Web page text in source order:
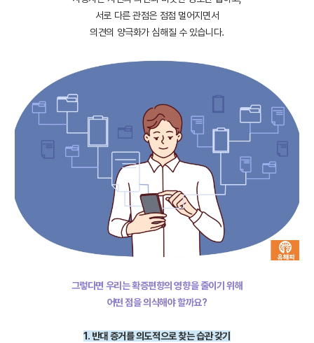
서로 다른 관점은 점점 멀어지면서
의견의 양극화가 심해질 수 있습니다.
그렇다면 우리는 확증편향의 영향을 줄이기 위해
어떤 점을 의식해야 할까요?
1. 반대 증거를 의도적으로 찾는 습관 갖기